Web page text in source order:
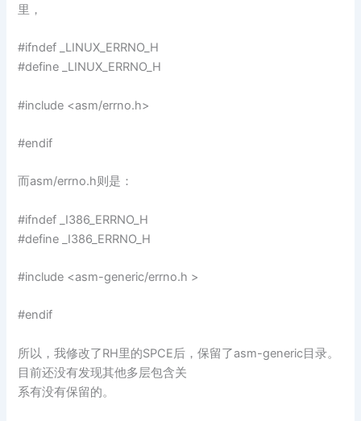
里，
#ifndef _LINUX_ERRNO_H
#define _LINUX_ERRNO_H
#include <asm/errno.h>
#endif
而asm/errno.h则是：
#ifndef _I386_ERRNO_H
#define _I386_ERRNO_H
#include <asm-generic/errno.h >
#endif
所以，我修改了RH里的SPCE后，保留了asm-generic目录。
目前还没有发现其他多层包含关
系有没有保留的。